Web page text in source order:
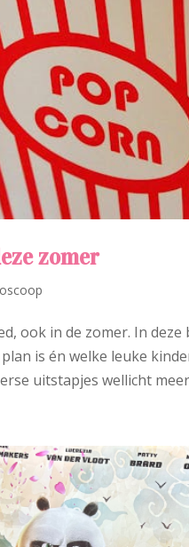
zomer
ook in de zomer. In
is én welke leuke
uitstapjes wellicht